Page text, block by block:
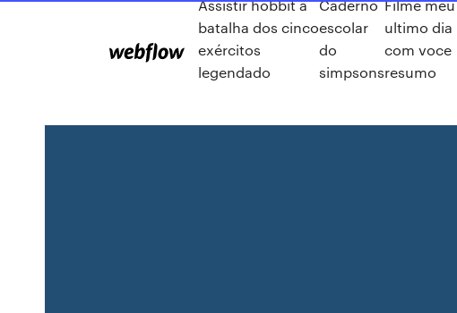
Assistir hobbit a
batalha dos cinco
exércitos
legendado
Caderno
escolar
do
simpsons
Filme meu
ultimo dia
com voce
resumo